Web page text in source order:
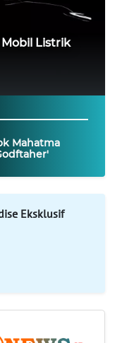
Listrik
Mahatma
Eksklusif